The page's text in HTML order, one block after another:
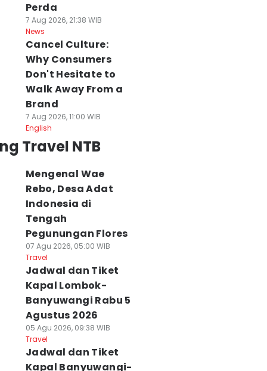
Perda
7 Aug 2026, 21:38 WIB
News
Cancel Culture:
Why Consumers
Don't Hesitate to
Walk Away From a
Brand
7 Aug 2026, 11:00 WIB
English
Travel NTB
Mengenal Wae
Rebo, Desa Adat
Indonesia di
Tengah
Pegunungan Flores
07 Agu 2026, 05:00 WIB
Travel
Jadwal dan Tiket
Kapal Lombok-
Banyuwangi Rabu 5
Agustus 2026
05 Agu 2026, 09:38 WIB
Travel
Jadwal dan Tiket
Kapal Banyuwangi-